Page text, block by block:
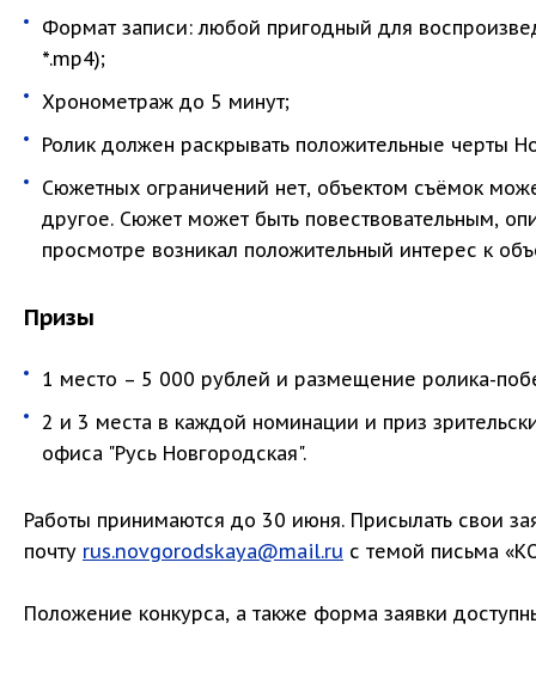
Формат записи: любой пригодный для
*.mp4);
Хронометраж до 5 минут;
Ролик должен раскрывать положительные черты
Сюжетных ограничений нет, объектом съёмок
другое. Сюжет может быть повествовательным,
просмотре возникал положительный интерес к
Призы
1 место – 5 000 рублей и размещение ролика-
2 и 3 места в каждой номинации и приз
офиса "Русь Новгородская".
Работы принимаются до 30 июня. Присылать свои
почту rus.novgorodskaya@mail.ru с темой письма
Положение конкурса, а также форма заявки